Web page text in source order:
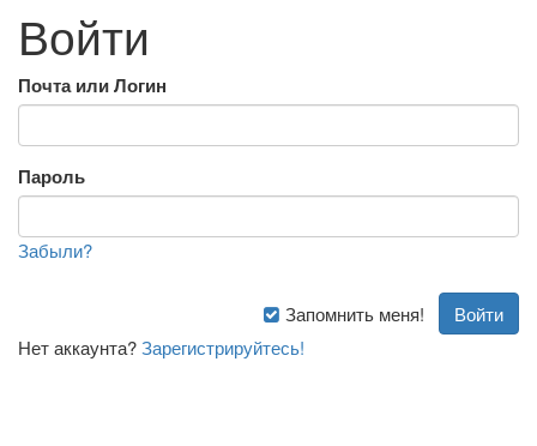
Войти
Почта или Логин
Пароль
Забыли?
Запомнить меня!
Нет аккаунта?Зарегистрируйтесь!